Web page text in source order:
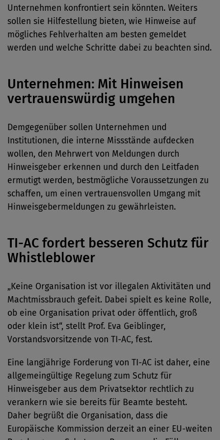
Unternehmen konfrontiert sein könnten. Weiters
sollen sie Hilfestellung bieten, wie Hinweise auf
mögliches Fehlverhalten am besten gemeldet
werden und welche Schritte dabei zu beachten sind.
Unternehmen: Mit Hinweisen
vertrauenswürdig umgehen
Demgegenüber sollen Unternehmen und
Institutionen, die interne Missstände aufdecken
wollen, den Mehrwert von Meldungen durch
Hinweisgeber erkennen und durch den Leitfaden
ermutigt werden, bestmögliche Voraussetzungen zu
schaffen, um einen vertrauensvollen Umgang mit
Hinweisgebermeldungen zu gewährleisten.
TI-AC fordert besseren Schutz für
Whistleblower
„Keine Organisation ist vor illegalen Aktivitäten und
Machtmissbrauch gefeit. Dabei spielt es keine Rolle,
ob eine Organisation privat oder öffentlich, groß
oder klein ist“, stellt Prof. Eva Geiblinger,
Vorstandsvorsitzende von TI-AC, fest.
Eine langjährige Forderung von TI-AC ist daher, eine
allgemeingültige Regelung zum Schutz für
Hinweisgeber aus dem Privatsektor rechtlich zu
verankern wie sie bereits für Beamte besteht.
Daher begrüßt die Organisation, dass die
Europäische Kommission derzeit an einer EU-weiten